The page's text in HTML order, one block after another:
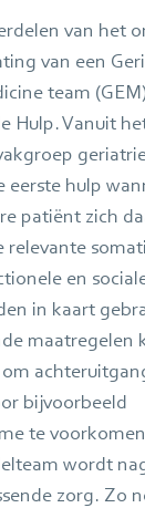
van het
van een
team
Hulp. Vanuit
eerste hulp
patiënt zich
relevante
en
in kaart
maatregelen
bijvoorbeeld
te
wordt
zorg. Zo